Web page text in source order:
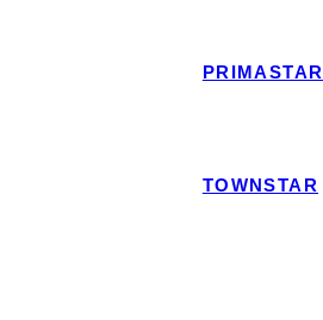
PRIMASTAR
TOWNSTAR